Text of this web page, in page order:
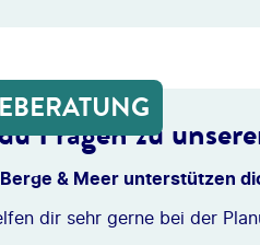
Fragen zu
& Meer unterstützen
dir sehr gerne bei der